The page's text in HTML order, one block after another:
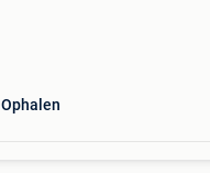
Ophalen